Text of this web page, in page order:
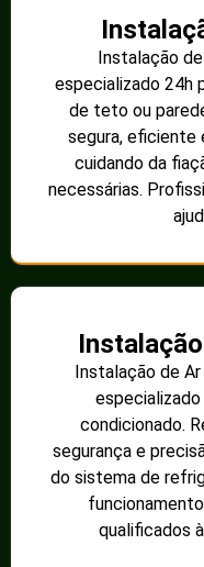
Instalação
especializado 24h
de teto ou
segura, eficiente
cuidando da
necessárias.
Instalação de
condicionado.
segurança e
do sistema de
qualificados